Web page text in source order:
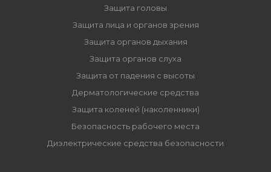
Защита головы
Защита лица и органов зрения
Защита органов дыхания
Защита органов слуха
Защита от падения с высоты
Дерматологические средства
Защита коленей (наколенники)
Безопасность рабочего места
Диэлектрические средства безопасности